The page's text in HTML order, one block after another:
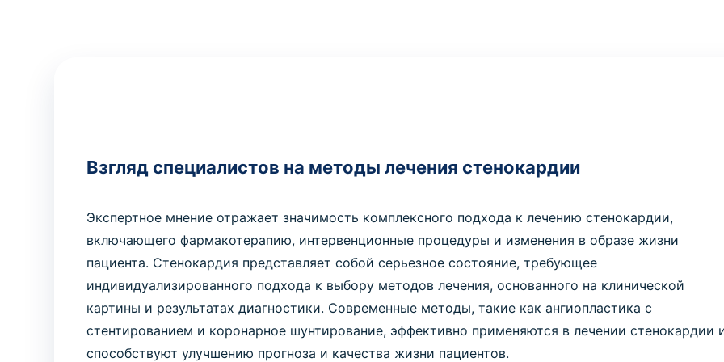
Взгляд специалистов на методы лечения стенокардии
Экспертное мнение отражает значимость комплексного подхода к лечению стенокардии,
включающего фармакотерапию, интервенционные процедуры и изменения в образе жизни
пациента. Стенокардия представляет собой серьезное состояние, требующее
индивидуализированного подхода к выбору методов лечения, основанного на клинической
картины и результатах диагностики. Современные методы, такие как ангиопластика с
стентированием и коронарное шунтирование, эффективно применяются в лечении стенокардии
способствуют улучшению прогноза и качества жизни пациентов.